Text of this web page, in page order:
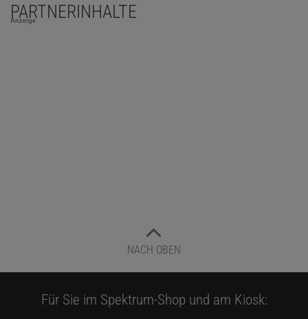
PARTNERINHALTE
Anzeige
NACH OBEN
Für Sie im Spektrum-Shop und am Kiosk: